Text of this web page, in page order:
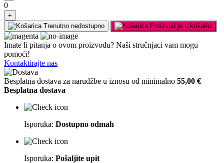
0
+
Trenutno nedostupno
Proizvod je u košarici
Imate li pitanja o ovom proizvodu? Naši stručnjaci vam mogu
pomoći!
Kontaktirajte nas
Besplatna dostava za narudžbe u iznosu od minimalno 55,00 €
Besplatna dostava
Isporuka: Dostupno odmah
Isporuka: Pošaljite upit